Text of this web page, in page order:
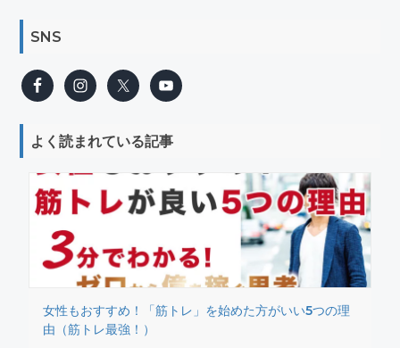
SNS
よく読まれている記事
女性もおすすめ！「筋トレ」を始めた方がいい5つの理
由（筋トレ最強！）